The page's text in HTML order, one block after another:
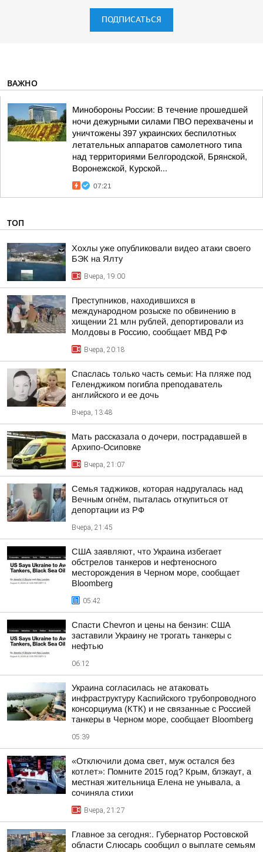
ПОДПИСАТЬСЯ
ВАЖНО
Минобороны России: В течение прошедшей
ночи дежурными силами ПВО перехвачены и
уничтожены 397 украинских беспилотных
летательных аппаратов самолетного типа
над территориями Белгородской, Брянской,
Воронежской, Курской...
07:21
ТОП
Хохлы уже опубликовали видео атаки своего
БЭК на Ялту
Вчера, 19:00
Преступников, находившихся в
международном розыске по обвинению в
хищении 21 млн рублей, депортировали из
Молдовы в Россию, сообщает МВД РФ
Вчера, 20:18
Спаслась только часть семьи: На пляже под
Геленджиком погибла преподаватель
английского и ее дочь
Вчера, 13:48
Мать рассказала о дочери, пострадавшей в
Архипо-Осиповке
Вчера, 21:07
Семья таджиков, которая надругалась над
Вечным огнём, пыталась откупиться от
депортации из РФ
Вчера, 21:45
США заявляют, что Украина избегает
обстрелов танкеров и нефтеносного
месторождения в Черном море, сообщает
Bloomberg
05:42
Спасти Chevron и цены на бензин: США
заставили Украину не трогать танкеры с
нефтью
06:12
Украина согласилась не атаковать
инфраструктуру Каспийского трубопроводного
консорциума (КТК) и не связанные с Россией
танкеры в Черном море, сообщает Bloomberg
05:39
«Отключили дома свет, муж остался без
котлет»: Помните 2015 год? Крым, блэкаут, а
местная жительница Елена не унывала, а
сочиняла стихи
Вчера, 21:27
Главное за сегодня:. Губернатор Ростовской
области Слюсарь сообщил о выплате семьям